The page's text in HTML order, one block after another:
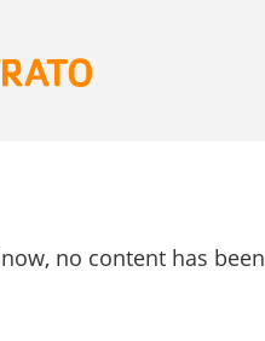
no content has been